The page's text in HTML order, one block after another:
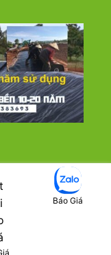
KÍNH
TRỒNG LAN
TƯ NHÀ KÍNH
XÂY DỰNG
Báo Giá